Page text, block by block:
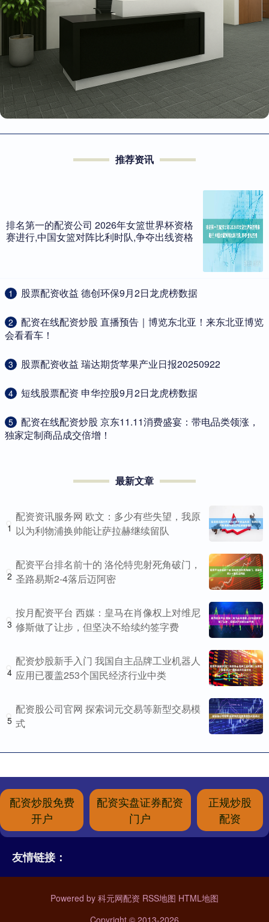
推荐资讯
排名第一的配资公司 2026年女篮世界杯资格
赛进行,中国女篮对阵比利时队,争夺出线资格
1 ​股票配资收益 德创环保9月2日龙虎榜数据
2
​配资在线配资炒股 直播预告｜博览东北亚！来东北亚博览
会看看车！
3 ​股票配资收益 瑞达期货苹果产业日报20250922
4 ​短线股票配资 申华控股9月2日龙虎榜数据
5
​配资在线配资炒股 京东11.11消费盛宴：带电品类领涨，
独家定制商品成交倍增！
最新文章
1
配资资讯服务网 欧文：多少有些失望，我原
以为利物浦换帅能让萨拉赫继续留队
2
配资平台排名前十的 洛伦特兜射死角破门，
圣路易斯2-4落后迈阿密
3
按月配资平台 西媒：皇马在肖像权上对维尼
修斯做了让步，但坚决不给续约签字费
4
配资炒股新手入门 我国自主品牌工业机器人
应用已覆盖253个国民经济行业中类
5
配资股公司官网 探索词元交易等新型交易模
式
配资炒股免费
开户
配资实盘证券配资
门户
正规炒股
配资
友情链接：
Powered by 科元网配资 RSS地图 HTML地图
Copyright © 2013-2026